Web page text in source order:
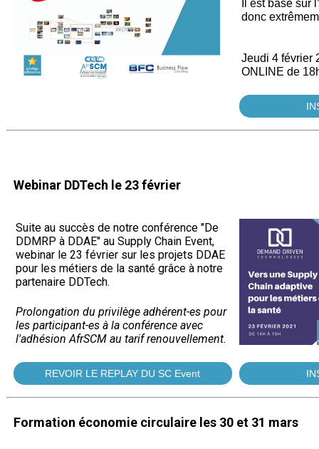
Il est basé sur
donc
Jeudi 4 février
ONLINE de
Webinar DDTech le 23 février
Suite au succès de notre conférence "De
DDMRP à DDAE" au Supply Chain Event,
webinar le 23 février sur les projets DDAE
pour les métiers de la santé grâce à notre
partenaire DDTech.
Prolongation du privilège adhérent-es pour
les participant-es à la conférence avec
l'adhésion AfrSCM au tarif renouvellement.
REVOIR LE REPLAY DU SC Event
Formation économie circulaire les 30 et 31 mars